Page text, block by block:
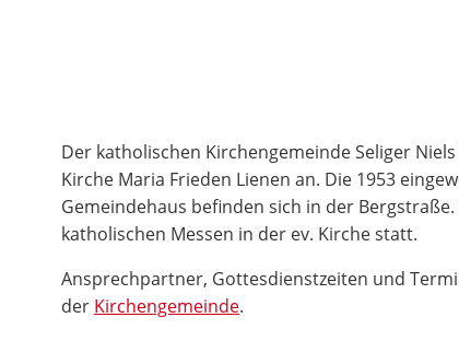
Der katholischen Kirchengemeinde Seliger
Kirche Maria Frieden Lienen an. Die 1953
Gemeindehaus befinden sich in der
katholischen Messen in der ev. Kirche statt.
Ansprechpartner, Gottesdienstzeiten und
der Kirchengemeinde.